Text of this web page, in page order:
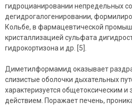
гидроцианировании непредельных
дегидрогалогенировании,
Кольбе, в фармацевтической
кристаллизацией сульфата
гидрокортизона и др. [5].
Диметилформамид оказывает
слизистые оболочки дыхательных
характеризуется общетоксическим и
действием. Поражает печень,